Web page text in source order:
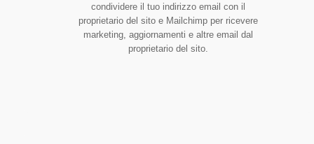
condividere il tuo indirizzo email con il
proprietario del sito e Mailchimp per ricevere
marketing, aggiornamenti e altre email dal
proprietario del sito.